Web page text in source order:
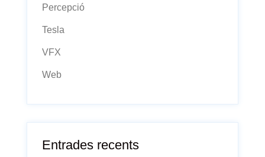
Percepció
Tesla
VFX
Web
Entrades recents